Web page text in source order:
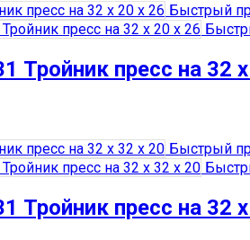
Быстрый
Тройник пресс на 32
Быстрый
Тройник пресс на 32